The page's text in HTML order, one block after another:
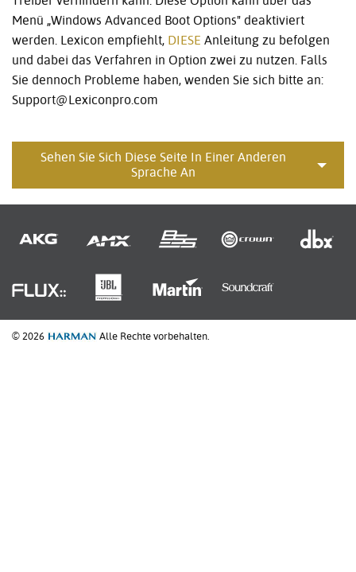
Menü „Windows Advanced Boot Options" deaktiviert
werden. Lexicon empfiehlt, DIESE Anleitung zu befolgen
und dabei das Verfahren in Option zwei zu nutzen. Falls
Sie dennoch Probleme haben, wenden Sie sich bitte an:
Support@Lexiconpro.com
Sehen Sie Sich Diese Seite In Einer Anderen
Sprache An
© 2026 Alle Rechte vorbehalten.